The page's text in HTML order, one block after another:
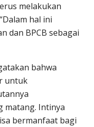
melakukan
hal ini
dan BPCB sebagai
bahwa
untuk
matang. Intinya
bermanfaat bagi